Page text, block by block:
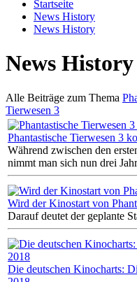
Startseite
News History
News History
News History
Alle Beiträge zum Thema
Tierwesen 3
Phantastische Tierwesen 3
Während zwischen den
nimmt man sich nun drei
Wird der Kinostart von
Darauf deutet der geplante
Die deutschen Kinocharts: